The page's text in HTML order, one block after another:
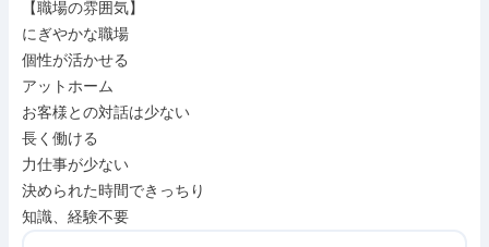
【職場の雰囲気】
にぎやかな職場
個性が活かせる
アットホーム
お客様との対話は少ない
長く働ける
力仕事が少ない
決められた時間できっちり
知識、経験不要